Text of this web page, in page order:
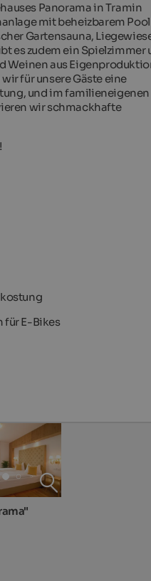
Panorama in Tramin
mit beheizbarem Pool
Gartensauna,
es zudem ein Spielzimmer
Weinen aus
für unsere Gäste eine
und im familieneigenen
wir schmackhafte
für E-Bikes